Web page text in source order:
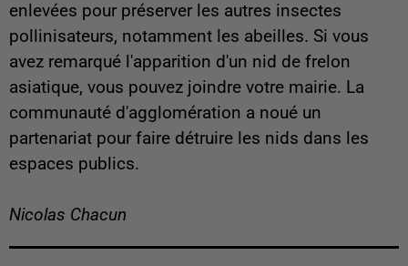
enlevées pour préserver les autres insectes
pollinisateurs, notamment les abeilles. Si vous
avez remarqué l'apparition d'un nid de frelon
asiatique, vous pouvez joindre votre mairie. La
communauté d'agglomération a noué un
partenariat pour faire détruire les nids dans les
espaces publics.
Nicolas Chacun